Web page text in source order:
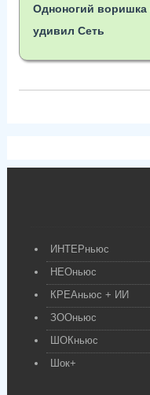
Одноногий воришка
удивил Сеть
ИНТЕРньюс
НЕОньюс
КРЕАньюс + ИИ
ЗООньюс
ШОКньюс
Шок+